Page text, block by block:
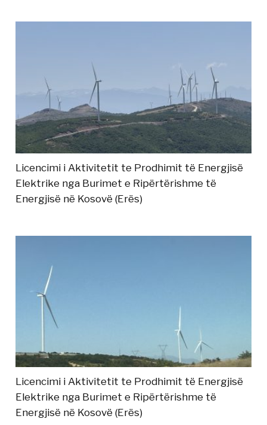
Licencimi i Aktivitetit te Prodhimit të Energjisë
Elektrike nga Burimet e Ripërtërishme të
Energjisë në Kosovë (Erës)
Licencimi i Aktivitetit te Prodhimit të Energjisë
Elektrike nga Burimet e Ripërtërishme të
Energjisë në Kosovë (Erës)